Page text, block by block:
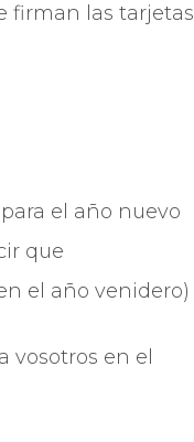
firman las tarjetas
el año nuevo
que
el año venidero)
vosotros en el